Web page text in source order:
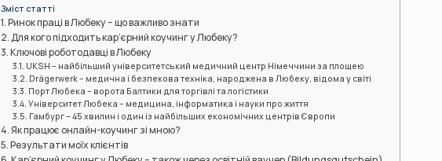
Зміст статті
Ринок праці в Любеку – що важливо знати
Для кого підходить кар’єрний коучинг у Любеку?
Ключові роботодавці в Любеку
UKSH – найбільший університетський медичний центр Німеччини за площею
Drägerwerk – медична і безпекова техніка, народжена в Любеку, відома у світі
Порт Любека – ворота Балтики для торгівлі та логістики
Університет Любека – медицина, інформатика і науки про життя
Гамбург – 45 хвилин і один із найбільших економічних центрів Європи
Як працює онлайн-коучинг зі мною?
Результати моїх клієнтів